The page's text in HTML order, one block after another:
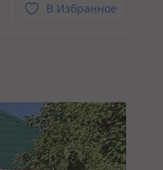
В Избранное